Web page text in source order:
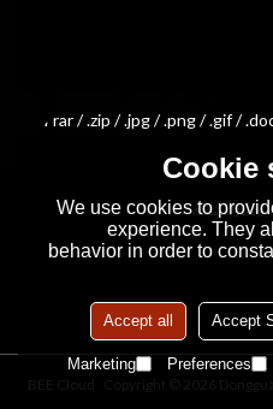
يدعم فقط .rar / .zip / .jpg / .png / .gif / .doc / .xls / .pdf ،
والاحكام
Cookie
We use cookies to
experience. They
behavior in order to
Accept
Accept all
Preferences
Marketing